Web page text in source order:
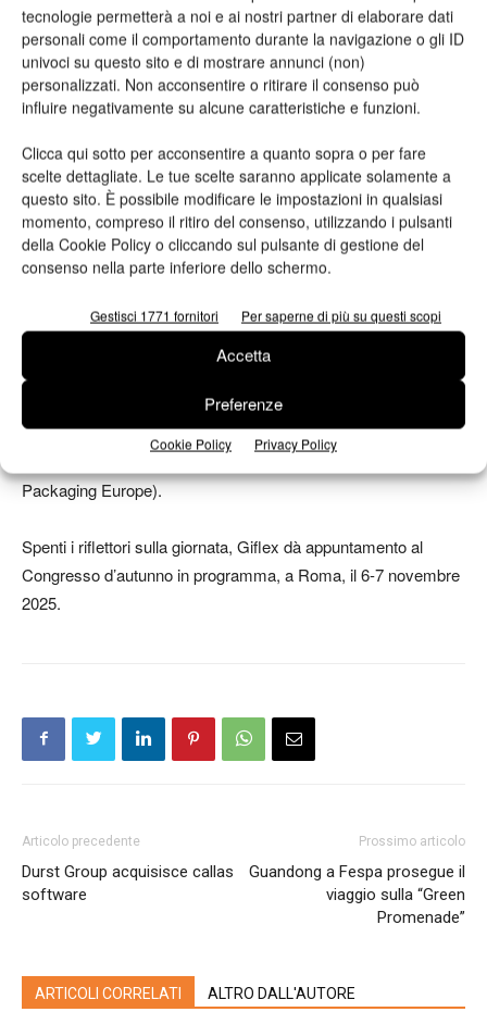
tecnologie permetterà a noi e ai nostri partner di elaborare dati
personali come il comportamento durante la navigazione o gli ID
univoci su questo sito e di mostrare annunci (non)
personalizzati. Non acconsentire o ritirare il consenso può
influire negativamente su alcune caratteristiche e funzioni.
Clicca qui sotto per acconsentire a quanto sopra o per fare
scelte dettagliate. Le tue scelte saranno applicate solamente a
questo sito. È possibile modificare le impostazioni in qualsiasi
momento, compreso il ritiro del consenso, utilizzando i pulsanti
della Cookie Policy o cliccando sul pulsante di gestione del
consenso nella parte inferiore dello schermo.
Gestisci 1771 fornitori Per saperne di più su questi scopi
Accetta
Preferenze
Cookie Policy Privacy Policy
Fadi Hassan, Research Associate Centre for Economic
Performance LSE
Carlo Amenta , Professore Associato di Scienze Economiche,
Aziendali e Statistiche, Università di Palermo
Giada Messetti, sinologa e autrice
Carlo Altomonte, Professore di Politica Economica Europea,
Università Bocconi
Michele Amigoni, Chief Research, Development & Quality
Officer – ExCo and GLT Member, Barilla Group
, Export Manager Inci.Flex
, Head of Public Affairs FPE (Flexible
Packaging Europe).
Spenti i riflettori sulla giornata, Giflex dà appuntamento al
Congresso d’autunno in programma, a Roma, il 6-7 novembre
2025.
Articolo precedente
Durst Group acquisisce callas
software
Prossimo articolo
Guandong a Fespa prosegue il
viaggio sulla “Green
Promenade”
ARTICOLI CORRELATI ALTRO DALL'AUTORE